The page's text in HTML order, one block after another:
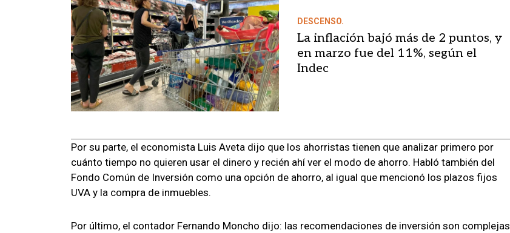
DESCENSO.
La inflación bajó más de 2 puntos, y
en marzo fue del 11%, según el
Indec
Por su parte, el economista Luis Aveta dijo que los ahorristas tienen que analizar primero por
cuánto tiempo no quieren usar el dinero y recién ahí ver el modo de ahorro. Habló también del
Fondo Común de Inversión como una opción de ahorro, al igual que mencionó los plazos fijos
UVA y la compra de inmuebles.
Por último, el contador Fernando Moncho dijo: las recomendaciones de inversión son complejas